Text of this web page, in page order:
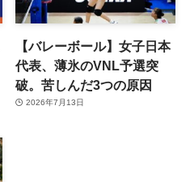
【バレーボール】女子日本
代表、薄氷のVNL予選突
破。苦しんだ3つの原因
2026年7月13日